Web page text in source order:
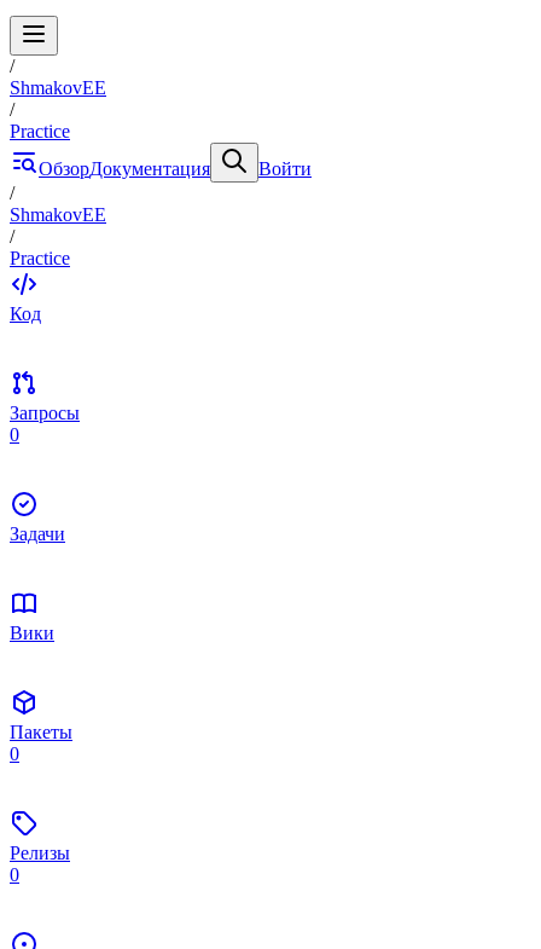
/
ShmakovEE
/
Practice
ОбзорДокументация
Войти
/
ShmakovEE
/
Practice
Код
Запросы
0
Задачи
Вики
Пакеты
0
Релизы
0